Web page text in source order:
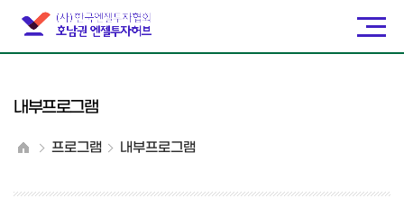
내부프로그램
프로그램 내부프로그램